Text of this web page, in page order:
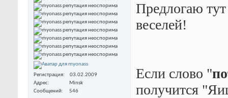
Регистрация
03.02.2009
Адрес
Minsk
Сообщений
546
Предлогаю
веселей!
Если слово "
получится